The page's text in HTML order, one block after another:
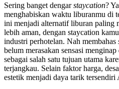
Sering banget dengarstaycation?
menghabiskan waktu liburanmu di
ini menjadi alternatif liburan paling
lebih aman, dengan staycation
industri perhotelan. Nah membahas
belum merasakan sensasi
sebagai salah satu tujuan utama
terjangkau. Selain faktor harga,
estetik menjadi daya tarik